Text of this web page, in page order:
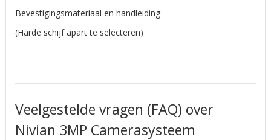
Bevestigingsmateriaal en handleiding
(Harde schijf apart te selecteren)
Veelgestelde vragen (FAQ) over
Nivian 3MP Camerasysteem